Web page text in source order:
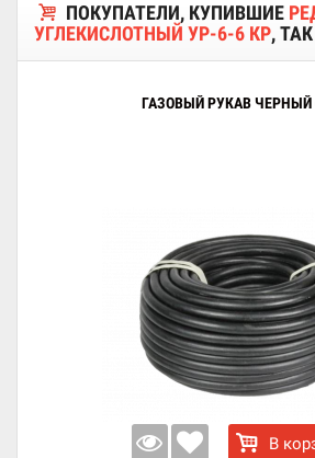
ПОКУПАТЕЛИ, КУПИВШИЕ
УГЛЕКИСЛОТНЫЙ УР-6-6 КР,
ГАЗОВЫЙ РУКАВ
В